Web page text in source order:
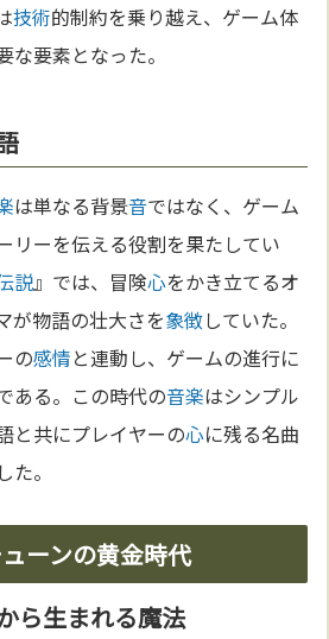
技術的制約を乗り越え、ゲーム体
な要素となった。
は単なる背景音ではなく、ゲーム
リーを伝える役割を果たしてい
説』では、冒険心をかき立てるオ
が物語の壮大さを象徴していた。
の感情と連動し、ゲームの進行に
ある。この時代の音楽はシンプル
と共にプレイヤーの心に残る名曲
た。
ーンの黄金時代
ら生まれる魔法